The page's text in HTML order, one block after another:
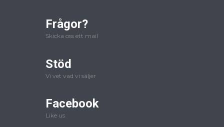
Frågor?
Skicka oss ett mail
Stöd
Vi vet vad vi säljer
Facebook
Like us